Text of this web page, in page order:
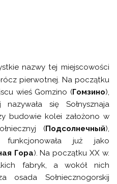
nazwy tej miejscowości
pierwotnej. Na początku
wieś Gomzino (Гомзино),
się Sołnysznaja
budowie kolei założono w
(Подсолнечный),
już jako
Гора). Na początku XX w.
fabryk, a wokół nich
osada Sołniecznogorskij